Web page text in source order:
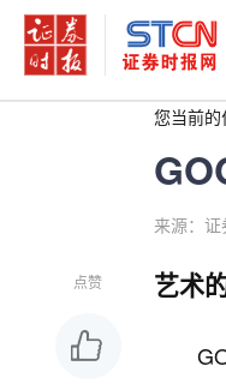
您当前的
来源：
点赞 艺术